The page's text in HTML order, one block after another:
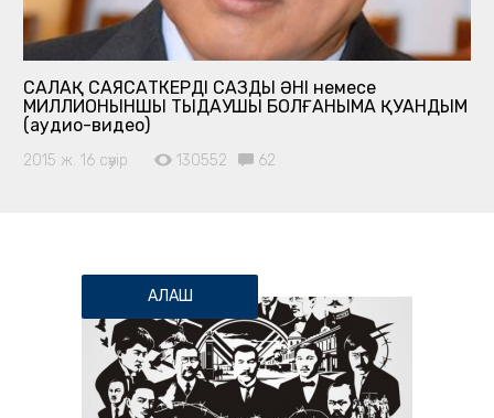
САҢЛАҚ САЯСАТКЕРДІҢ САЗДЫ ӘНІ немесе
МИЛЛИОНЫНШЫ ТЫҢДАУШЫ БОЛҒАНЫМА ҚУАНДЫМ
(аудио-видео)
2015 ж. 16 сәуір 130552 62
АЛАШ